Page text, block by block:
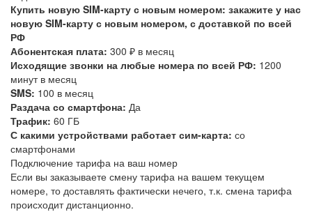
Купить новую SIM-карту с новым номером: закажите у нас
новую SIM-карту с новым номером, с доставкой по всей
РФ
Абонентская плата: 300 ₽ в месяц
Исходящие звонки на любые номера по всей РФ: 1200
минут в месяц
SMS: 100 в месяц
Раздача со смартфона: Да
Трафик: 60 ГБ
С какими устройствами работает сим-карта: со
смартфонами
Подключение тарифа на ваш номер
Если вы заказываете смену тарифа на вашем текущем
номере, то доставлять фактически нечего, т.к. смена тарифа
происходит дистанционно.